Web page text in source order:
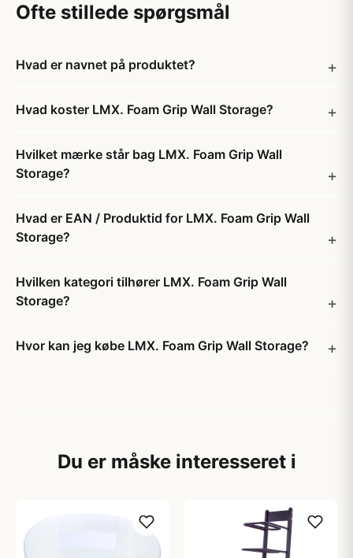
Ofte stillede spørgsmål
Hvad er navnet på produktet?
Hvad koster LMX. Foam Grip Wall Storage?
Hvilket mærke står bag LMX. Foam Grip Wall
Storage?
Hvad er EAN / Produktid for LMX. Foam Grip Wall
Storage?
Hvilken kategori tilhører LMX. Foam Grip Wall
Storage?
Hvor kan jeg købe LMX. Foam Grip Wall Storage?
Du er måske interesseret i